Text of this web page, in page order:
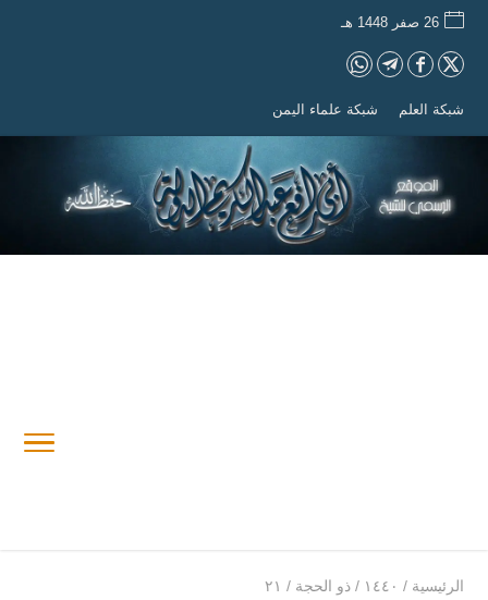
26 صفر 1448 هـ
شبكة العلم شبكة علماء اليمن
الرئيسية / ۱٤٤۰ / ذو الحجة / ۲۱